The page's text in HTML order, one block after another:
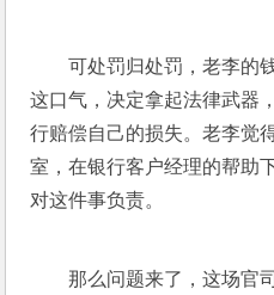
可处罚归处罚，老李的
这口气，决定拿起法律武器
行赔偿自己的损失。老李觉
室，在银行客户经理的帮助
对这件事负责。
那么问题来了，这场官